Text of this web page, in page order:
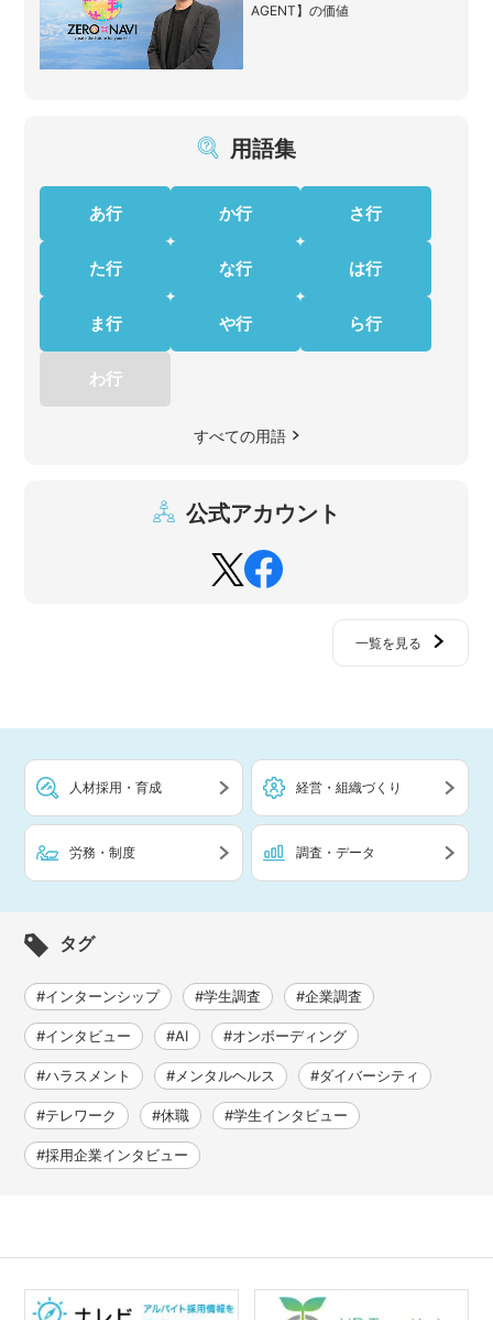
AGENT】の価値
用語集
あ行 か行 さ行
た行 な行 は行
ま行 や行 ら行
わ行
すべての用語
公式アカウント
一覧を見る
人材採用・育成 経営・組織づくり
労務・制度 調査・データ
タグ
#インターンシップ #学生調査 #企業調査
#インタビュー #AI #オンボーディング
#ハラスメント #メンタルヘルス #ダイバーシティ
#テレワーク #休職 #学生インタビュー
#採用企業インタビュー